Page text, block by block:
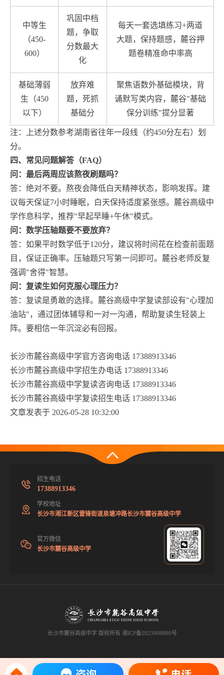
中等生
（450-
600）
巩固中档
题，争取
分数最大
化
每天一套选填练习+两道
大题，保持题感，麓谷押
题卷精准命中率高
基础薄弱
生（450
以下）
放弃难
题，死抓
基础分
聚焦语数外基础模块，背
诵默写类内容，麓谷"基础
保分训练"提分显著
注：上述分数参考湖南省往年一段线（约450分左右）划
分。
四、常见问题解答（FAQ）
问：最后两周应该熬夜刷题吗？
答：绝对不要。熬夜会降低白天精神状态，影响发挥。建
议每天保证7小时睡眠，白天保持适度紧张感。麓谷高级中
学作息科学，推荐"早起早睡+午休"模式。
问：数学压轴题要不要放弃？
答：如果平时数学低于120分，建议将时间花在检查前面题
目，保证正确率。压轴题只写第一问即可。麓谷老师反复
强调"舍得"智慧。
问：复读生如何克服心理压力？
答：复读是勇敢的选择。麓谷高级中学复读部设有"心理加
油站"，通过团体辅导和一对一沟通，帮助复读生轻装上
阵。要相信一年沉淀必有回报。
长沙市麓谷高级中学官方咨询电话 17388913346
长沙市麓谷高级中学招生办电话 17388913346
长沙市麓谷高级中学复读咨询电话 17388913346
长沙市麓谷高级中学复读招生电话 17388913346
文章发表于 2026-05-28 10:32:00
招生电话
17388913346
学校地址
长沙市湘江新区雷锋街道泉塘冲路长沙市麓谷高级中学
官方微信
长沙市麓谷高级中学
长沙市麓谷高级中学 版权所有 湘ICP备2023008880号